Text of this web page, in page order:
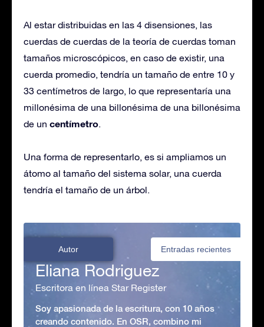
Al estar distribuidas en las 4 disensiones, las
cuerdas de cuerdas de la teoría de cuerdas toman
tamaños microscópicos, en caso de existir, una
cuerda promedio, tendría un tamaño de entre 10 y
33 centímetros de largo, lo que representaría una
millonésima de una billonésima de una billonésima
de un centímetro.
Una forma de representarlo, es si ampliamos un
átomo al tamaño del sistema solar, una cuerda
tendría el tamaño de un árbol.
Autor Entradas recientes
Eliana Rodriguez
Escritora en línea Star Register
Soy apasionada de la escritura, con 10 años
creando contenido. En OSR, combino mi